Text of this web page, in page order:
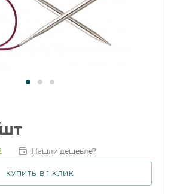
Нашли дешевле?
КУПИТЬ В 1 КЛИК